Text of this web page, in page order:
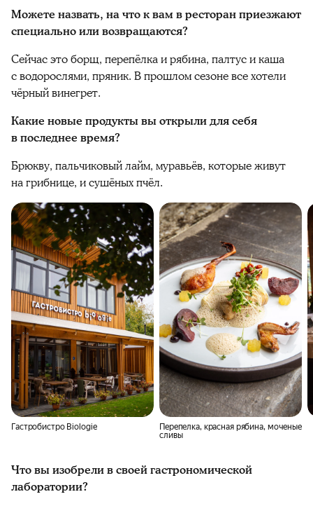
Можете назвать, на что к вам в ресторан приезжают
специально или возвращаются?
Сейчас это борщ, перепёлка и рябина, палтус и каша
с водорослями, пряник. В прошлом сезоне все хотели
чёрный винегрет.
Какие новые продукты вы открыли для себя
в последнее время?
Брюкву, пальчиковый лайм, муравьёв, которые живут
на грибнице, и сушёных пчёл.
Гастробистро Biologie
Перепелка, красная рябина, моченые
сливы
Что вы изобрели в своей гастрономической
лаборатории?